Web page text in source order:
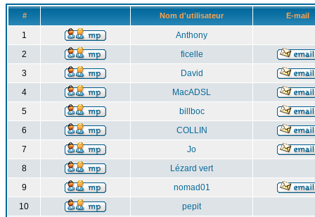
# Nom d'utilisateur E-mail
1
Anthony
2
ficelle
3
David
4
MacADSL
5
billboc
6
COLLIN
7
Jo
8
Lézard vert
9
nomad01
10
pepit